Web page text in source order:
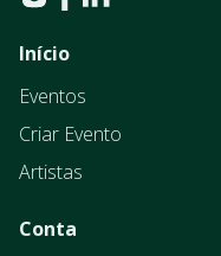
Início
Eventos
Criar Evento
Artistas
Conta